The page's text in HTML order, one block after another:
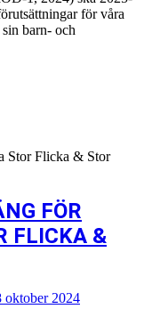
för våra
barn- och
FÖR
FLICKA &
oktober 2024